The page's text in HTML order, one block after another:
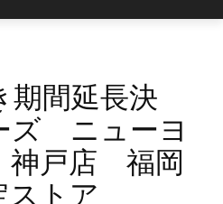
期間延長決
ズ ニューヨ
戸店 福岡
トア